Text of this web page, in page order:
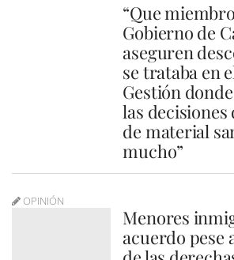
“Que
Gobierno de
aseguren
se trataba en
Gestión
las
de material
mucho”
OPINIÓN
Menores
acuerdo pese